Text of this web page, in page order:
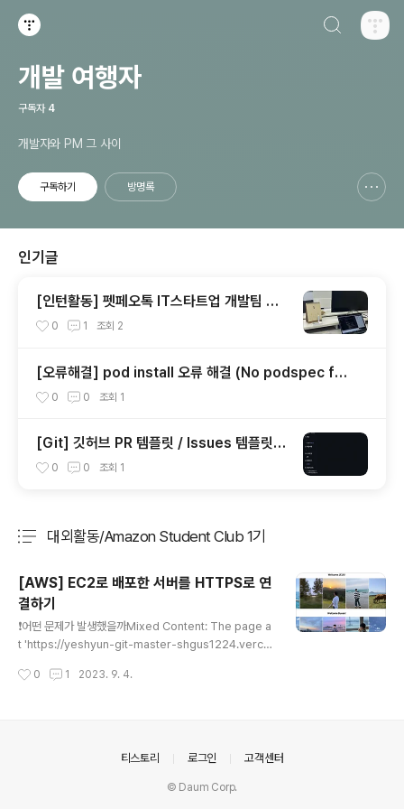
개발 여행자
구독자 4
개발자와 PM 그 사이
구독하기 방명록
인기글
[인턴활동] 펫페오톡 IT스타트업 개발팀 인
턴(2022.01~2022.06)
0 1 조회 2
[오류해결] pod install 오류 해결 (No podspec fou
nd for `react-native-version-info` in `../node
0 0 조회 1
[Git] 깃허브 PR 템플릿 / Issues 템플릿
생성 (Pull Requests & Issues Templat
0 0 조회 1
대외활동/Amazon Student Club 1기
[AWS] EC2로 배포한 서버를 HTTPS로 연
결하기
❗️어떤 문제가 발생했을까Mixed Content: The page a
t 'https://yeshyun-git-master-shgus1224.verce
an insecure XMLHttpRequest endpoint 'http://~
이후 클라이언트단에서 사진을 불러오는 방법으로 간단히
서버를 구축하고 배포했는데 에러가 발생했다.분명 로컬에
0 1 2023. 9. 4.
티스토리 로그인 고객센터
© Daum Corp.